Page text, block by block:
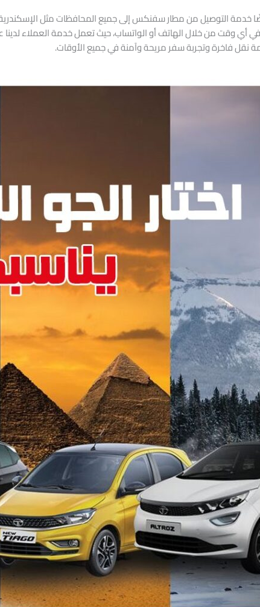
خدمة التوصيل من مطار سفنكس إلى جميع المحافظات مثل
فاخرة وتجربة سفر مريحة وآمنة في جميع الأوقات.